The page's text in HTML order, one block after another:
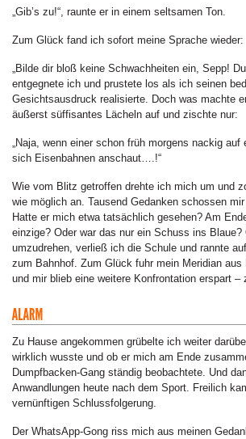
„Gib’s zu!“, raunte er in einem seltsamen Ton.
Zum Glück fand ich sofort meine Sprache wieder:
„Bilde dir bloß keine Schwachheiten ein, Sepp!
entgegnete ich und prustete los als ich seinen
Gesichtsausdruck realisierte. Doch was machte
äußerst süffisantes Lächeln auf und zischte nur:
„Naja, wenn einer schon früh morgens nackig
sich Eisenbahnen anschaut….!“
Wie vom Blitz getroffen drehte ich mich um und
wie möglich an. Tausend Gedanken schossen mir
Hatte er mich etwa tatsächlich gesehen? Am
einzige? Oder war das nur ein Schuss ins Blaue?
umzudrehen, verließ ich die Schule und rannte
zum Bahnhof. Zum Glück fuhr mein Meridian aus
und mir blieb eine weitere Konfrontation erspart –
Zu Hause angekommen grübelte ich weiter
wirklich wusste und ob er mich am Ende
Dumpfbacken-Gang ständig beobachtete. Und
Anwandlungen heute nach dem Sport. Freilich
vernünftigen Schlussfolgerung.
Der WhatsApp-Gong riss mich aus meinen